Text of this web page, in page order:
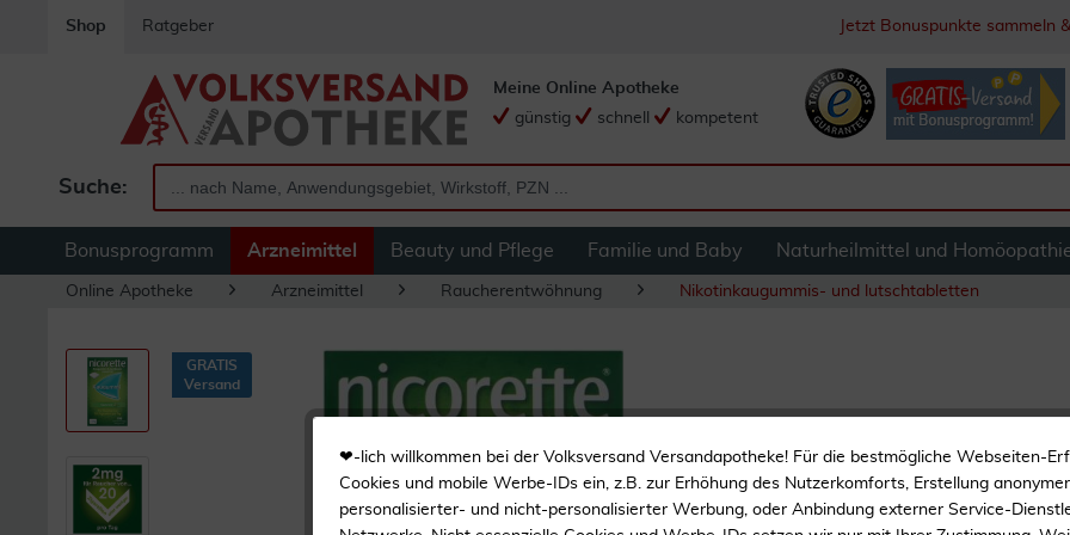
Shop Ratgeber Jetzt Bonuspunkte sammeln
Suche:
Meine Online Apotheke
günstig
schnell kompetent
Bonusprogramm Arzneimittel Beauty und Pflege Familie und Baby Naturheilmittel und
Online Apotheke Arzneimittel Raucherentwöhnung Nikotinkaugummis- und lutschtabletten
Nicorette 2 mg
GRATIS
Versand
❤-lich willkommen bei der Volksversand Versandapotheke! Für die bestmögliche Webseiten-
Cookies und mobile Werbe-IDs ein, z.B. zur Erhöhung des Nutzerkomforts, Erstellung
personalisierter- und nicht-personalisierter Werbung, oder Anbindung externer Service-